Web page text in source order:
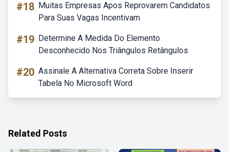
#18 Muitas Empresas Apos Reprovarem Candidatos
Para Suas Vagas Incentivam
#19 Determine A Medida Do Elemento
Desconhecido Nos Triângulos Retângulos
#20 Assinale A Alternativa Correta Sobre Inserir
Tabela No Microsoft Word
Related Posts